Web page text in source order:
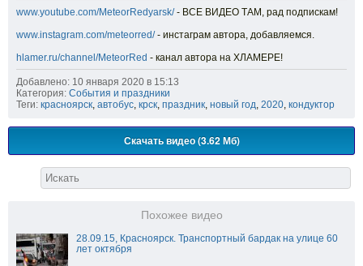
www.youtube.com/MeteorRedyarsk/- ВСЕ ВИДЕО ТАМ, рад подпискам!
www.instagram.com/meteorred/- инстаграм автора, добавляемся.
hlamer.ru/channel/MeteorRed - канал автора на ХЛАМЕРЕ!
Добавлено: 10 января 2020 в 15:13
Категория: События и праздники
Теги: красноярск, автобус, крск, праздник, новый год, 2020, кондуктор
Скачать видео (3.62 Мб)
Похожее видео
28.09.15, Красноярск. Транспортный бардак на улице 60
лет октября